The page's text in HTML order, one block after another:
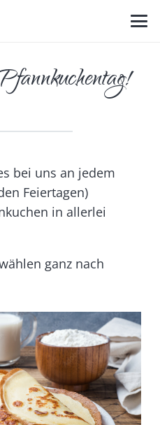
bei uns an jedem
Feiertagen)
in allerlei
ganz nach